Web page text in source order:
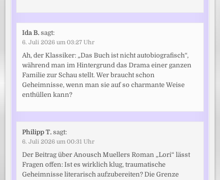
Ida B. sagt:
6. Juli 2026 um 03:27 Uhr
Ah, der Klassiker: „Das Buch ist nicht autobiografisch“,
während man im Hintergrund das Drama einer ganzen
Familie zur Schau stellt. Wer braucht schon
Geheimnisse, wenn man sie auf so charmante Weise
enthüllen kann?
Philipp T. sagt:
6. Juli 2026 um 00:31 Uhr
Der Beitrag über Anousch Muellers Roman „Lori“ lässt
Fragen offen: Ist es wirklich klug, traumatische
Geheimnisse literarisch aufzubereiten? Die Grenze